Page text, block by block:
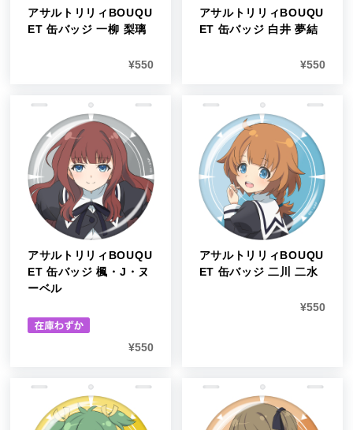
アサルトリリィBOUQU
ET 缶バッジ 一柳 梨璃
¥550
アサルトリリィBOUQU
ET 缶バッジ 白井 夢結
¥550
アサルトリリィBOUQU
ET 缶バッジ 楓・J・ヌ
ーベル
¥550
アサルトリリィBOUQU
ET 缶バッジ 二川 二水
¥550